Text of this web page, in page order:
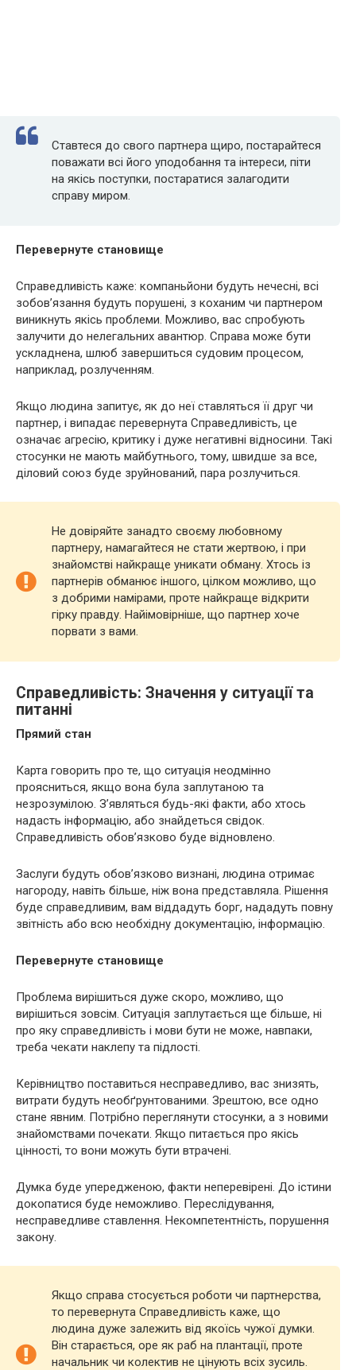
Ставтеся до свого партнера щиро, постарайтеся
поважати всі його уподобання та інтереси, піти
на якісь поступки, постаратися залагодити
справу миром.
Перевернуте становище
Справедливість каже: компаньйони будуть нечесні, всі
зобов’язання будуть порушені, з коханим чи партнером
виникнуть якісь проблеми. Можливо, вас спробують
залучити до нелегальних авантюр. Справа може бути
ускладнена, шлюб завершиться судовим процесом,
наприклад, розлученням.
Якщо людина запитує, як до неї ставляться її друг чи
партнер, і випадає перевернута Справедливість, це
означає агресію, критику і дуже негативні відносини. Такі
стосунки не мають майбутнього, тому, швидше за все,
діловий союз буде зруйнований, пара розлучиться.
Не довіряйте занадто своєму любовному
партнеру, намагайтеся не стати жертвою, і при
знайомстві найкраще уникати обману. Хтось із
партнерів обманює іншого, цілком можливо, що
з добрими намірами, проте найкраще відкрити
гірку правду. Найімовірніше, що партнер хоче
порвати з вами.
Справедливість: Значення у ситуації та
питанні
Прямий стан
Карта говорить про те, що ситуація неодмінно
проясниться, якщо вона була заплутаною та
незрозумілою. З’являться будь-які факти, або хтось
надасть інформацію, або знайдеться свідок.
Справедливість обов’язково буде відновлено.
Заслуги будуть обов’язково визнані, людина отримає
нагороду, навіть більше, ніж вона представляла. Рішення
буде справедливим, вам віддадуть борг, нададуть повну
звітність або всю необхідну документацію, інформацію.
Перевернуте становище
Проблема вирішиться дуже скоро, можливо, що
вирішиться зовсім. Ситуація заплутається ще більше, ні
про яку справедливість і мови бути не може, навпаки,
треба чекати наклепу та підлості.
Керівництво поставиться несправедливо, вас знизять,
витрати будуть необґрунтованими. Зрештою, все одно
стане явним. Потрібно переглянути стосунки, а з новими
знайомствами почекати. Якщо питається про якісь
цінності, то вони можуть бути втрачені.
Думка буде упередженою, факти неперевірені. До істини
докопатися буде неможливо. Переслідування,
несправедливе ставлення. Некомпетентність, порушення
закону.
Якщо справа стосується роботи чи партнерства,
то перевернута Справедливість каже, що
людина дуже залежить від якоїсь чужої думки.
Він старається, оре як раб на плантації, проте
начальник чи колектив не цінують всіх зусиль.